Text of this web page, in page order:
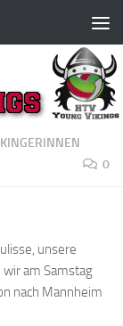
0
unsere
am Samstag
nach Mannheim